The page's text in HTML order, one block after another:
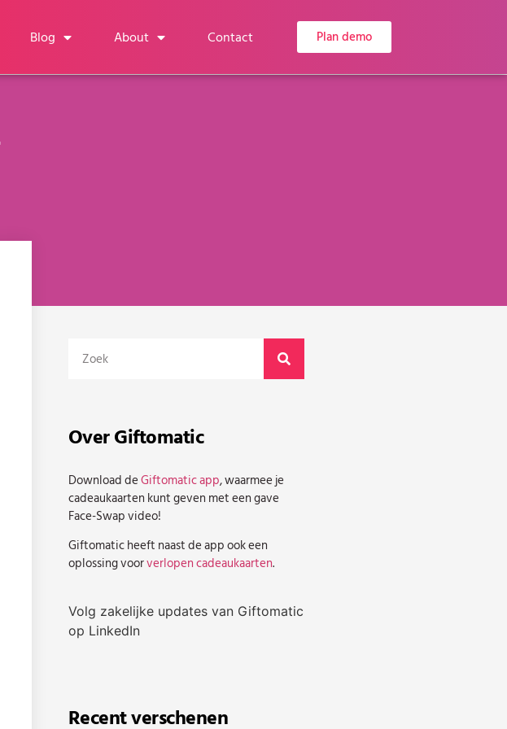
Blog About Contact Plan demo
Over Giftomatic
Download deGiftomatic app, waarmee je
cadeaukaarten kunt geven met een gave
Face-Swap video!
Giftomatic heeft naast de app ook een
oplossing voorverlopen cadeaukaarten.
Volg zakelijke updates van Giftomatic
op LinkedIn
Recent verschenen